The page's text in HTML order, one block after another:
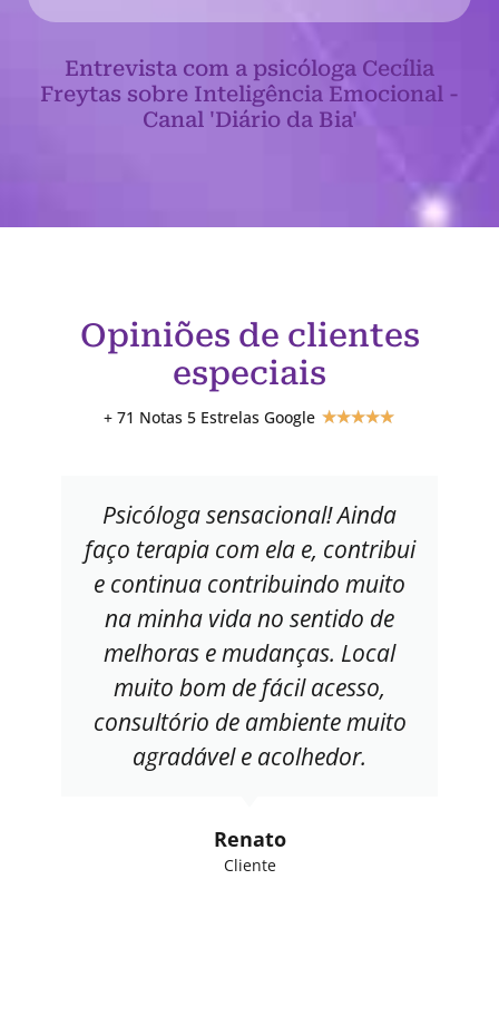
Entrevista com a psicóloga Cecília
Freytas sobre Inteligência Emocional -
Canal 'Diário da Bia'
Opiniões de clientes
especiais
+ 71 Notas 5 Estrelas Google ★★★★★
Psicóloga sensacional! Ainda
faço terapia com ela e, contribui
e continua contribuindo muito
na minha vida no sentido de
melhoras e mudanças. Local
muito bom de fácil acesso,
consultório de ambiente muito
agradável e acolhedor.
Renato
Cliente